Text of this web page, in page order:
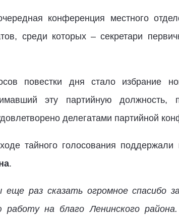
конференция местного
среди которых – секретари
повестки дня стало избрание
эту партийную должность,
делегатами партийной
тайного голосования поддержали
.
раз сказать огромное спасибо
работу на благо Ленинского